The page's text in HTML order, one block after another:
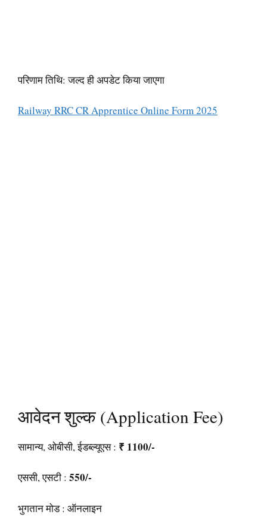
परिणाम तिथि: जल्द ही अपडेट किया जाएगा
Railway RRC CR Apprentice Online Form 2025
आवेदन शुल्क (Application Fee)
सामान्य, ओबीसी, ईडब्ल्यूएस : ₹ 1100/-
एससी, एसटी : 550/-
भुगतान मोड : ऑनलाइन